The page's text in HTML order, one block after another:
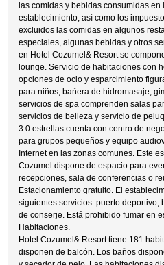
las comidas y bebidas consumidas en
establecimiento, así como los
excluidos las comidas en algunos
especiales, algunas bebidas y otros
en Hotel Cozumel& Resort se
lounge. Servicio de habitaciones con
opciones de ocio y esparcimiento
para niños, bañera de hidromasaje,
servicios de spa comprenden salas
servicios de belleza y servicio de
3.0 estrellas cuenta con centro de
para grupos pequeños y equipo
Internet en las zonas comunes. Este
Cozumel dispone de espacio para
recepciones, sala de conferencias o
Estacionamiento gratuito. El
siguientes servicios: puerto deportivo,
de conserje. Está prohibido fumar en
Habitaciones.
Hotel Cozumel& Resort tiene 181
disponen de balcón. Los baños